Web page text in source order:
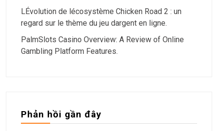
LÉvolution de lécosystème Chicken Road 2 : un
regard sur le thème du jeu dargent en ligne.
PalmSlots Casino Overview: A Review of Online
Gambling Platform Features.
Phản hồi gần đây